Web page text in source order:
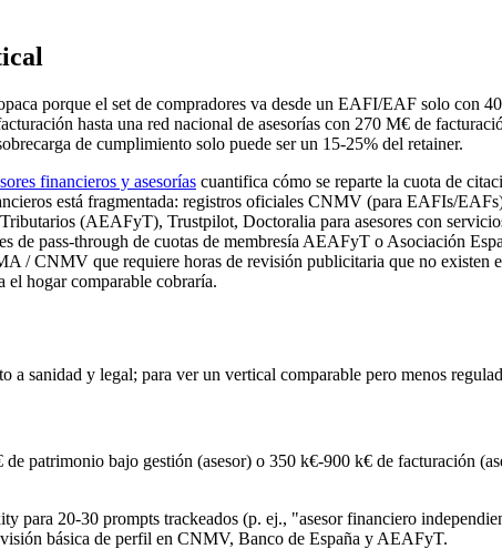
porque el set de compradores va desde un EAFI/EAF solo con
hasta una red nacional de asesorías con 270 M€ de
de cumplimiento solo puede ser un 15-25% del retainer.
financieros y asesorías cuantifica cómo se reparte la cuota de
está fragmentada: registros oficiales CNMV (para EAFIs/
(AEAFyT), Trustpilot, Doctoralia para asesores con
pass-through de cuotas de membresía AEAFyT o Asociación
/ CNMV que requiere horas de revisión publicitaria que no existen
el hogar comparable cobraría.
sanidad y legal; para ver un vertical comparable pero menos
patrimonio bajo gestión (asesor) o 350 k€-900 k€ de facturación
para 20-30 prompts trackeados (p. ej., "asesor financiero
básica de perfil en CNMV, Banco de España y AEAFyT.